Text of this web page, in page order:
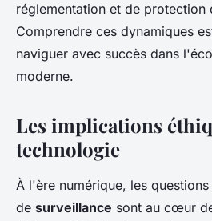
réglementation et de protection
Comprendre ces dynamiques
naviguer avec succès dans
moderne.
Les implications
technologie
À l'ère numérique, les questions
de surveillance sont au cœur